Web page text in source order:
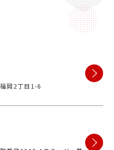
岡2丁目1-6